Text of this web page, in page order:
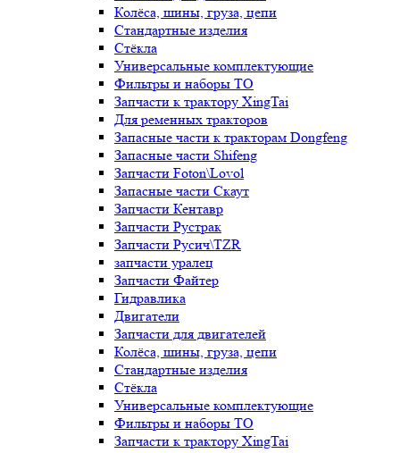
Колёса, шины, груза, цепи
Стандартные изделия
Стёкла
Универсальные комплектующие
Фильтры и наборы ТО
Запчасти к трактору XingTai
Для ременных тракторов
Запасные части к тракторам Dongfeng
Запасные части Shifeng
Запчасти Foton\Lovol
Запасные части Скаут
Запчасти Кентавр
Запчасти Рустрак
Запчасти Русич\TZR
запчасти уралец
Запчасти Файтер
Гидравлика
Двигатели
Запчасти для двигателей
Колёса, шины, груза, цепи
Стандартные изделия
Стёкла
Универсальные комплектующие
Фильтры и наборы ТО
Запчасти к трактору XingTai